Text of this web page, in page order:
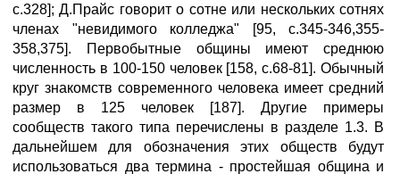
с.328]; Д.Прайс говорит о сотне или нескольких сотнях
членах "невидимого колледжа" [95, с.345-346,355-
358,375]. Первобытные общины имеют среднюю
численность в 100-150 человек [158, с.68-81]. Обычный
круг знакомств современного человека имеет средний
размер в 125 человек [187]. Другие примеры
сообществ такого типа перечислены в разделе 1.3. В
дальнейшем для обозначения этих обществ будут
использоваться два термина - простейшая община и